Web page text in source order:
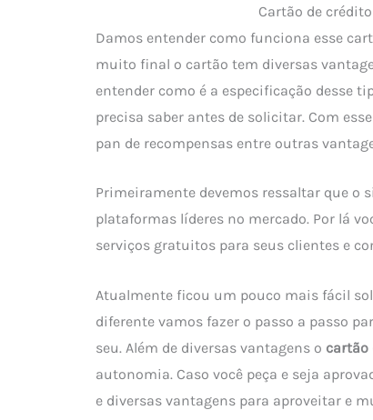
Cartão de
Damos entender como funciona esse
muito final o cartão tem diversas
entender como é a especificação desse
precisa saber antes de solicitar. Com
pan de recompensas entre outras
Primeiramente devemos ressaltar que o
plataformas líderes no mercado. Por lá
serviços gratuitos para seus clientes e
Atualmente ficou um pouco mais fácil
diferente vamos fazer o passo a passo
seu. Além de diversas vantagens o cartão
autonomia. Caso você peça e seja
e diversas vantagens para aproveitar e